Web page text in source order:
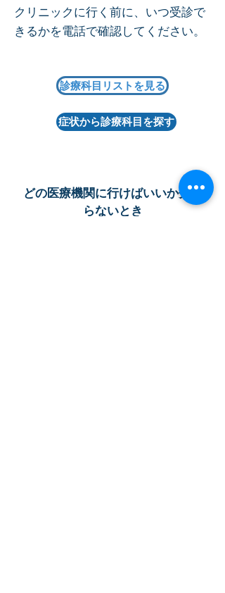
クリニックに行く前に、いつ受診で
きるかを電話で確認してください。
診療科目リストを見る
症状から診療科目を探す
どの医療機関に行けばいいか分か
らないとき